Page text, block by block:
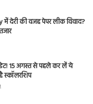
में देरी की वजह पेपर लीक विवाद?
15 अगस्त से पहले कर लें ये
स्कॉलरशिप